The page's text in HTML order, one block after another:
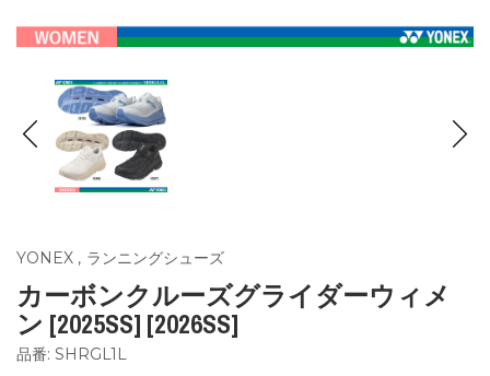
YONEX , ランニングシューズ
カーボンクルーズグライダーウィメ
ン [2025SS] [2026SS]
品番: SHRGL1L